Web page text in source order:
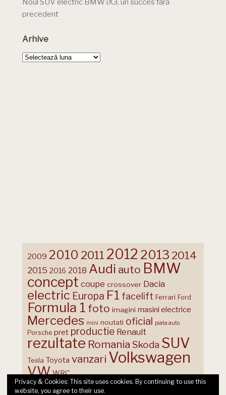
Noul SUV electric BMW iX3, un succes fără
precedent
Arhive
Arhive
2009 2010 2011 2012 2013 2014
2015 2016 2018 Audi auto BMW
concept coupe crossover Dacia
electric Europa F1 facelift Ferrari Ford
Formula 1 foto imagini masini electrice
Mercedes mini noutati oficial piata auto
Porsche pret productie Renault
rezultate Romania Skoda SUV
Tesla Toyota vanzari Volkswagen
VW WRC
Privacy & Cookies: This site uses cookies. By continuing to use this
website, you agree to their use.